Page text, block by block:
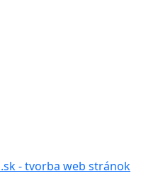
- tvorba web stránok